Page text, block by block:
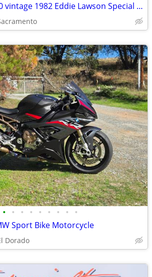
Kawasaki GPZ 750 vintage 1982 Eddie Lawson Special replica
• • • • • • • • •
Sport Bike Motorcycle
Dorado